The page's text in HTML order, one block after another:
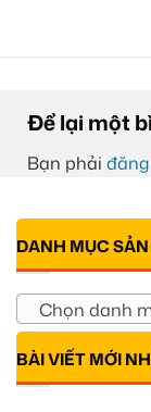
Để lại một
Bạn phải
DANH MỤC
Chọn danh
BÀI VIẾT MỚI